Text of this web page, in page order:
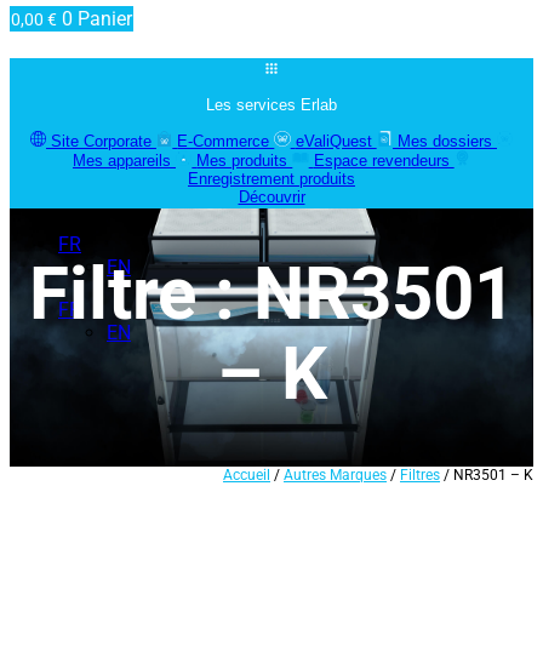
0,00 € 0 Panier
Les services Erlab
Site Corporate
E-Commerce eValiQuest
Mes dossiers
Mes appareils
Mes produits
Espace revendeurs
Enregistrement produits
Découvrir
FR
EN
FR
EN
Filtre : NR3501
– K
Accueil / Autres Marques / Filtres / NR3501 – K